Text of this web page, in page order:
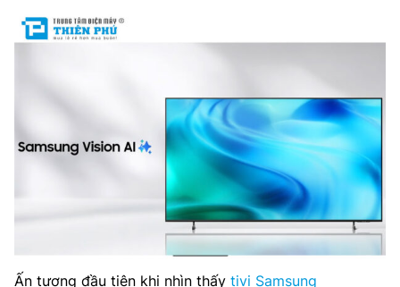
Ấn tượng đầu tiên khi nhìn thấy tivi Samsung